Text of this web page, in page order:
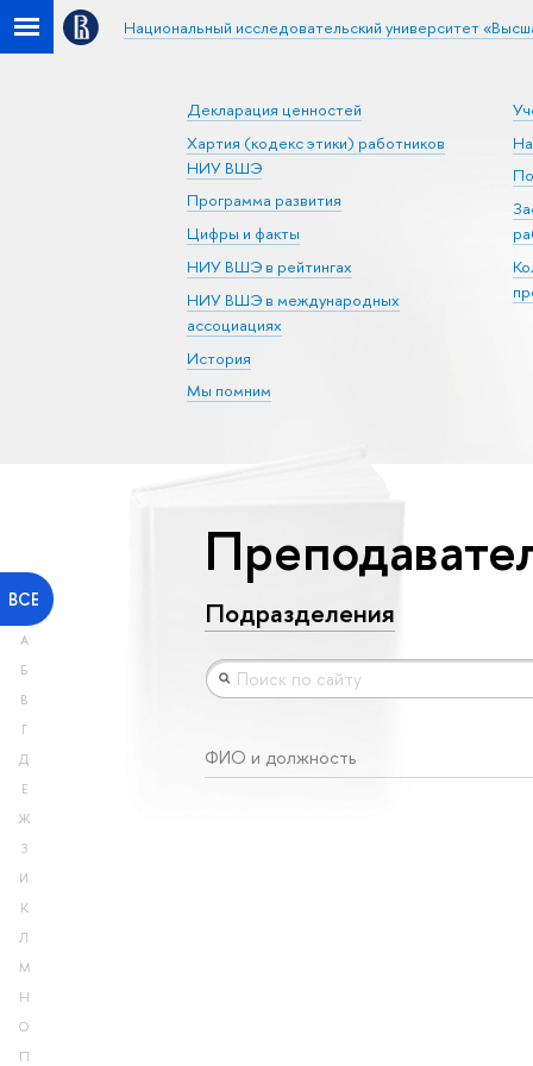
Национальный исследовательский университет
Декларация ценностей
Хартия (кодекс этики) работников
НИУ ВШЭ
Программа развития
Цифры и факты
НИУ ВШЭ в рейтингах
НИУ ВШЭ в международных
ассоциациях
История
Мы помним
ВСЕ
А
Б
В
Г
Д
Е
Ж
З
И
К
Л
М
Н
О
П
Подразделения
ФИО и должность